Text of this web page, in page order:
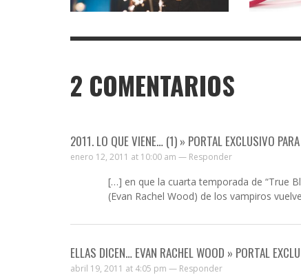
2 COMENTARIOS
2011. LO QUE VIENE… (1) » PORTAL EXCLUSIVO
enero 12, 2011 at 10:00 am — Responder
[…] en que la cuarta temporada de “True
(Evan Rachel Wood) de los vampiros
ELLAS DICEN… EVAN RACHEL WOOD » PORTAL
abril 19, 2011 at 4:05 pm — Responder